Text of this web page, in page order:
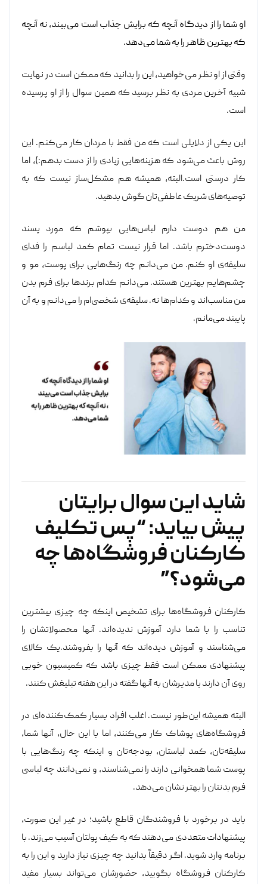
او شما را از دیدگاه آنچه که برایش جذاب است می‌بیند، نه آنچه
که بهترین ظاهر را به شما می‌دهد.
وقتی از او نظر می‌خواهید، این را بدانید که ممکن است در نهایت
شبیه آخرین مردی به نظر برسید که همین سوال را از او پرسیده
است.
این یکی از دلایلی است که من فقط با مردان کار می‌کنم. این
روش باعث می‌شود که هزینه‌هایی زیادی را از دست بدهم:)، اما
کار درستی است.البته، همیشه هم مشکل‌ساز نیست که به
توصیه‌های شریک عاطفی‌تان گوش بدهید.
من هم دوست دارم لباس‌هایی بپوشم که مورد پسند
دوست‌دخترم باشد. اما قرار نیست تمام کمد لباسم را فدای
سلیقه‌ی او کنم. من می‌دانم چه رنگ‌هایی برای پوست، مو و
چشم‌هایم بهترین هستند. می‌دانم کدام برندها برای فرم بدن
من مناسب‌اند و کدام‌ها نه. سلیقه‌ی شخصی‌ام را می‌دانم و به آن
پایبند می‌مانم.
شاید این سوال برایتان
پیش بیاید: “پس تکلیف
کارکنان فروشگاه‌ها چه
می‌شود؟”
کارکنان فروشگاه‌ها برای تشخیص اینکه چه چیزی بیشترین
تناسب را با شما دارد آموزش ندیده‌اند. آنها محصولاتشان را
می‌شناسند و آموزش دیده‌اند که آنها را بفروشند.یک کالای
پیشنهادی ممکن است فقط چیزی باشد که کمیسیون خوبی
روی آن دارند یا مدیرشان به آنها گفته در این هفته تبلیغش کنند.
البته همیشه این‌طور نیست. اغلب افراد بسیار کمک‌کننده‌ای در
فروشگاه‌های پوشاک کار می‌کنند، اما با این حال، آنها شما،
سلیقه‌تان، کمد لباستان، بودجه‌تان و اینکه چه رنگ‌هایی با
پوست شما همخوانی دارند را نمی‌شناسند، و نمی‌دانند چه لباسی
فرم بدنتان را بهتر نشان می‌دهد.
باید در برخورد با فروشندگان قاطع باشید؛ در غیر این صورت،
پیشنهادات متعددی می‌دهند که به کیف پولتان آسیب می‌زند. با
برنامه وارد شوید. اگر دقیقاً بدانید چه چیزی نیاز دارید و این را به
کارکنان فروشگاه بگویید، حضورشان می‌تواند بسیار مفید